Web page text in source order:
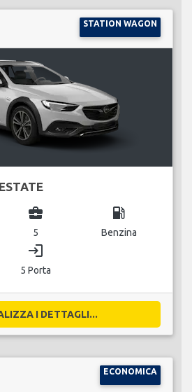
STATION WAGON
business_center
5
local_gas_station
Benzina
login
5 Porta
I DETTAGLI...
ECONOMICA